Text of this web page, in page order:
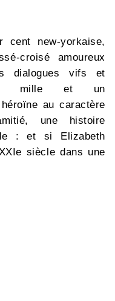
cent new-yorkaise,
croisé amoureux
dialogues vifs et
mille et un
au caractère
une histoire
: et si Elizabeth
siècle dans une